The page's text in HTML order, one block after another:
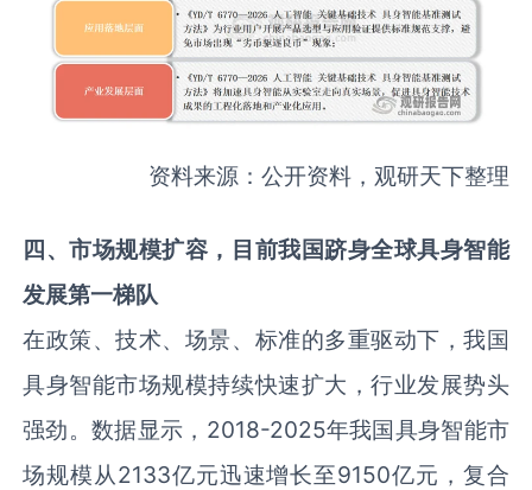
资料来源：公开资料，观研天下整理
四、市场规模扩容，目前我国跻身全球具身智能
发展第一梯队
在政策、技术、场景、标准的多重驱动下，我国
具身智能市场规模持续快速扩大，行业发展势头
强劲。数据显示，2018-2025年我国具身智能市
场规模从2133亿元迅速增长至9150亿元，复合